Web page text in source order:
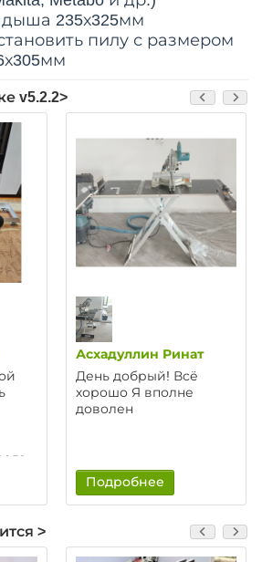
235х325мм
пилу с размером
v5.2.2>
Асхадуллин Ринат
День добрый! Всё
хорошо Я вполне
доволен
Подробнее
>